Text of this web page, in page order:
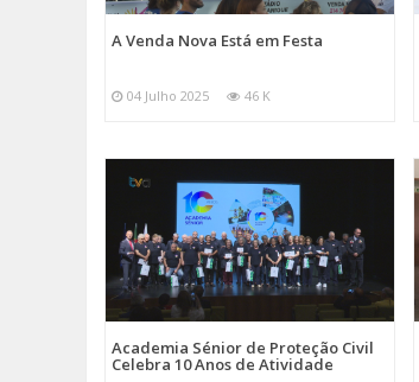
A Venda Nova Está em Festa
04 Julho 2025 46 K
Academia Sénior de Proteção Civil
Celebra 10 Anos de Atividade